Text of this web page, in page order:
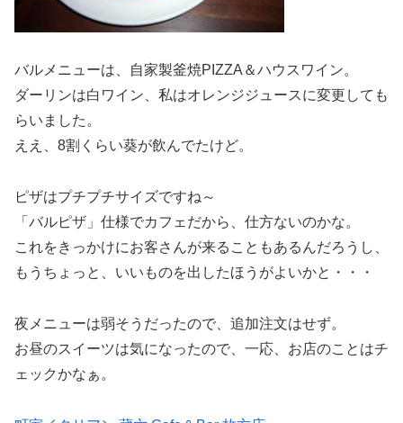
バルメニューは、自家製釜焼PIZZA＆ハウスワイン。
ダーリンは白ワイン、私はオレンジジュースに変更しても
らいました。
ええ、8割くらい葵が飲んでたけど。
ピザはプチプチサイズですね～
「バルピザ」仕様でカフェだから、仕方ないのかな。
これをきっかけにお客さんが来ることもあるんだろうし、
もうちょっと、いいものを出したほうがよいかと・・・
夜メニューは弱そうだったので、追加注文はせず。
お昼のスイーツは気になったので、一応、お店のことはチ
ェックかなぁ。